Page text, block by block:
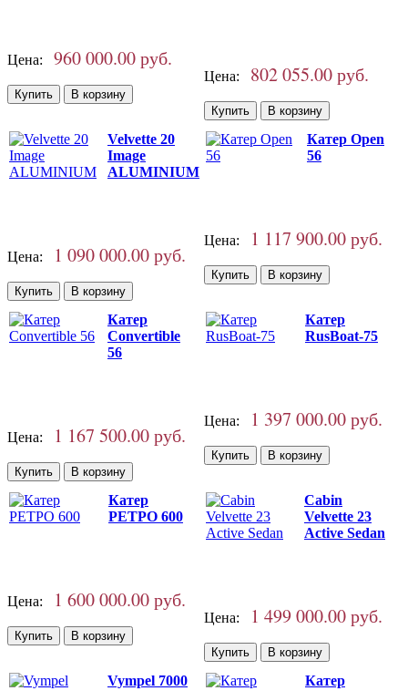
Цена: 960 000.00 руб.
Цена: 802 055.00 руб.
Velvette 20
Image
ALUMINIUM
Цена: 1 090 000.00 руб.
Катер Open
56
Цена: 1 117 900.00 руб.
Катер
Convertible
56
Цена: 1 167 500.00 руб.
Катер
RusBoat-75
Цена: 1 397 000.00 руб.
Катер
РЕТРО 600
Цена: 1 600 000.00 руб.
Cabin
Velvette 23
Active Sedan
Цена: 1 499 000.00 руб.
Vympel 7000
Катер